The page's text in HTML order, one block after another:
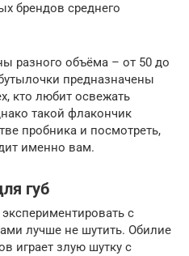
брендов среднего
разного объёма – от 50 до
предназначены
кто любит освежать
такой флакончик
пробника и посмотреть,
именно вам.
губ
с
лучше не шутить. Обилие
играет злую шутку с